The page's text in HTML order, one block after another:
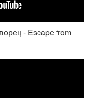
- Escape from